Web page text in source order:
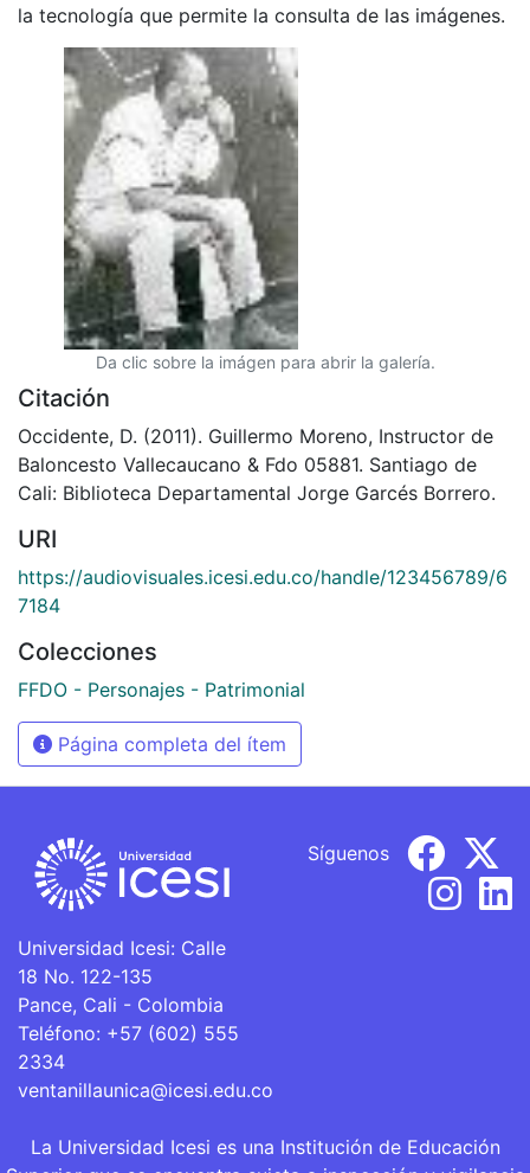
la tecnología que permite la consulta de las imágenes.
Da clic sobre la imágen para abrir la galería.
Citación
Occidente, D. (2011). Guillermo Moreno, Instructor de
Baloncesto Vallecaucano & Fdo 05881. Santiago de
Cali: Biblioteca Departamental Jorge Garcés Borrero.
URI
https://audiovisuales.icesi.edu.co/handle/123456789/6
7184
Colecciones
FFDO - Personajes - Patrimonial
Página completa del ítem
Universidad Icesi: Calle
18 No. 122-135
Pance, Cali - Colombia
Teléfono: +57 (602) 555
2334
ventanillaunica@icesi.edu.co
Síguenos
La Universidad Icesi es una Institución de Educación